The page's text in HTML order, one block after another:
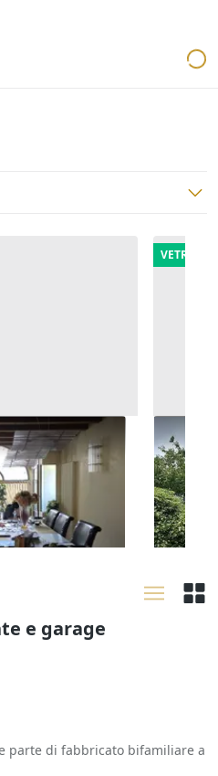
con
VETRINA
Asta
villetta
19/
e garage
parte di fabbricato bifamiliare a